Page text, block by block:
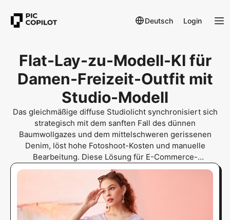
Deutsch Login
Flat-Lay-zu-Modell-KI für
Damen-Freizeit-Outfit mit
Studio-Modell
Das gleichmäßige diffuse Studiolicht synchronisiert sich
strategisch mit dem sanften Fall des dünnen
Baumwollgazes und dem mittelschweren gerissenen
Denim, löst hohe Fotoshoot-Kosten und manuelle
Bearbeitung. Diese Lösung für E-Commerce-
Produktfotografie bietet Virtuelles Modell und KI-Tool für
Modellbilder und liefert authentische Texturen ohne
physische Shootings.